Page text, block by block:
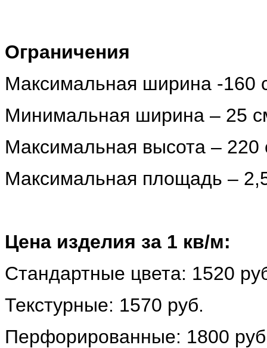
Ограничения
Максимальная ширина -160
Минимальная ширина – 25
Максимальная высота – 220
Максимальная площадь –
Цена изделия за 1 кв/м:
Стандартные цвета: 1520
Текстурные: 1570 руб.
Перфорированные: 1800